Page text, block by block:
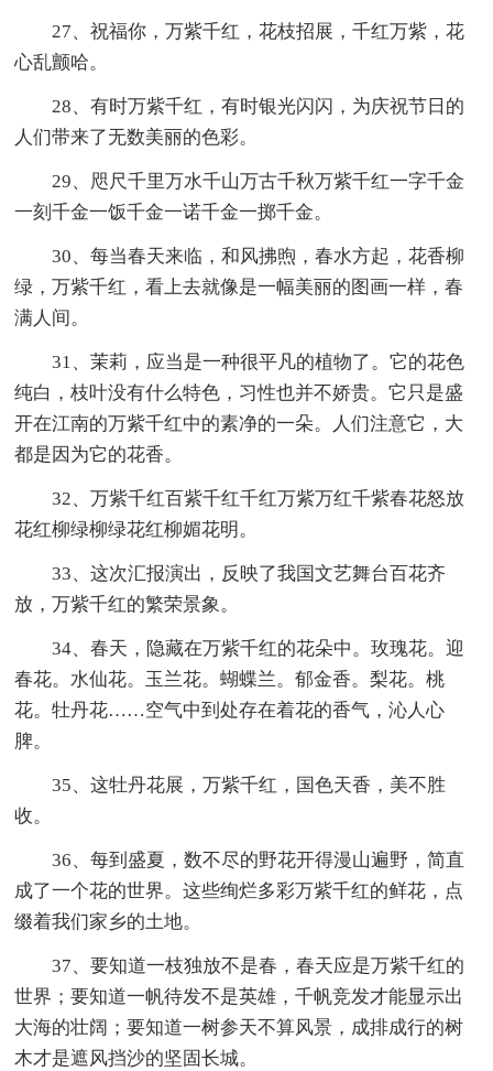
27、祝福你，万紫千红，花枝招展，千红万紫，花
心乱颤哈。
28、有时万紫千红，有时银光闪闪，为庆祝节日的
人们带来了无数美丽的色彩。
29、咫尺千里万水千山万古千秋万紫千红一字千金
一刻千金一饭千金一诺千金一掷千金。
30、每当春天来临，和风拂煦，春水方起，花香柳
绿，万紫千红，看上去就像是一幅美丽的图画一样，春
满人间。
31、茉莉，应当是一种很平凡的植物了。它的花色
纯白，枝叶没有什么特色，习性也并不娇贵。它只是盛
开在江南的万紫千红中的素净的一朵。人们注意它，大
都是因为它的花香。
32、万紫千红百紫千红千红万紫万红千紫春花怒放
花红柳绿柳绿花红柳媚花明。
33、这次汇报演出，反映了我国文艺舞台百花齐
放，万紫千红的繁荣景象。
34、春天，隐藏在万紫千红的花朵中。玫瑰花。迎
春花。水仙花。玉兰花。蝴蝶兰。郁金香。梨花。桃
花。牡丹花……空气中到处存在着花的香气，沁人心
脾。
35、这牡丹花展，万紫千红，国色天香，美不胜
收。
36、每到盛夏，数不尽的野花开得漫山遍野，简直
成了一个花的世界。这些绚烂多彩万紫千红的鲜花，点
缀着我们家乡的土地。
37、要知道一枝独放不是春，春天应是万紫千红的
世界；要知道一帆待发不是英雄，千帆竞发才能显示出
大海的壮阔；要知道一树参天不算风景，成排成行的树
木才是遮风挡沙的坚固长城。